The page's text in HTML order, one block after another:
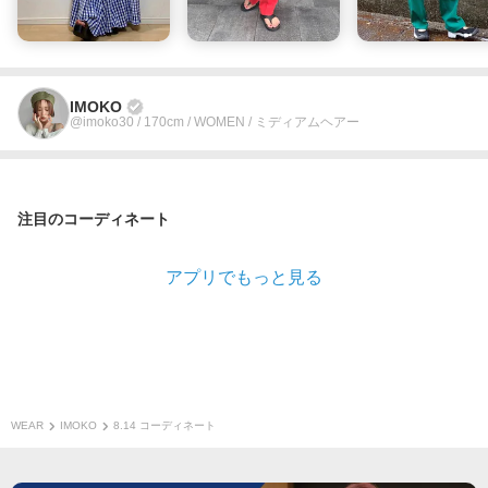
IMOKO
@imoko30 / 170cm / WOMEN / ミディアムヘアー
注目のコーディネート
アプリでもっと見る
WEAR IMOKO 8.14 コーディネート